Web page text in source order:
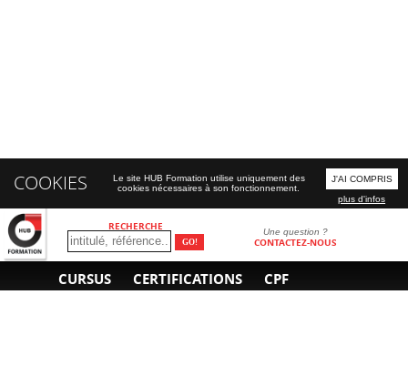
RECHERCHE Une question ?
CONTACTEZ-NOUS
CURSUS CERTIFICATIONS CPF
COOKIES
Le site HUB Formation utilise uniquement des
cookies nécessaires à son fonctionnement.
J'AI COMPRIS
plus d'infos